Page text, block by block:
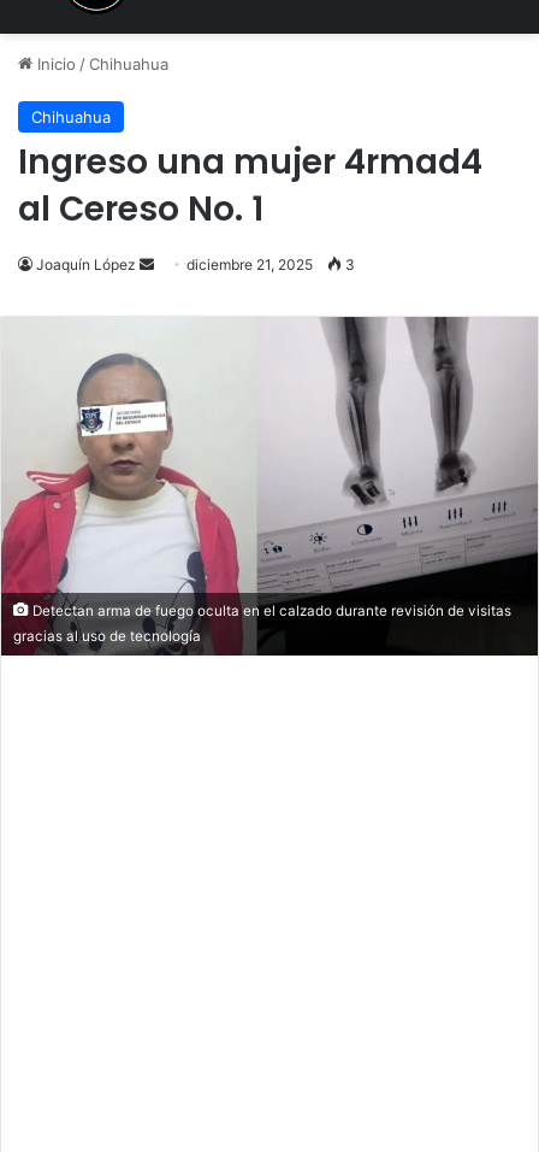
Inicio /Chihuahua
Chihuahua
Ingreso una mujer 4rmad4
al Cereso No. 1
Joaquín López
Send
email
diciembre 21, 2025 3
Detectan arma de fuego oculta en el calzado durante revisión de visitas
gracias al uso de tecnología